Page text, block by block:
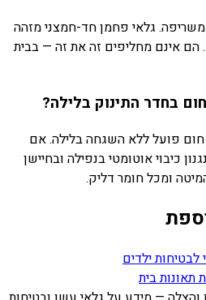
גלאי פחמן חד-חמצני מזהה
הם אינם מחליפים זה את זה — בבית
בחדר התינוק בלילה?
פועל ללא השגחה בלילה. אם
כיבוי אוטומטי בנפילה ובחיישן
ומכל חומר דליק.
ילדים
תאונות בית